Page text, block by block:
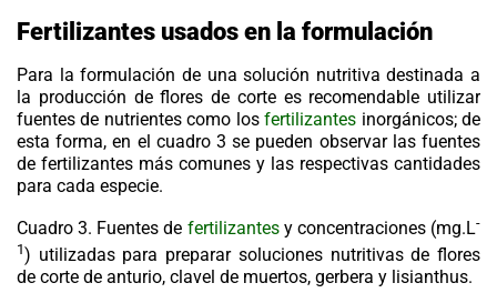
Fertilizantes usados en la formulación
Para la formulación de una solución nutritiva destinada a
la producción de flores de corte es recomendable utilizar
fuentes de nutrientes como losfertilizantes inorgánicos; de
esta forma, en el cuadro 3 se pueden observar las fuentes
de fertilizantes más comunes y las respectivas cantidades
para cada especie.
Cuadro 3. Fuentes de fertilizantesy concentraciones (mg.L-
1) utilizadas para preparar soluciones nutritivas de flores
de corte de anturio, clavel de muertos, gerbera y lisianthus.